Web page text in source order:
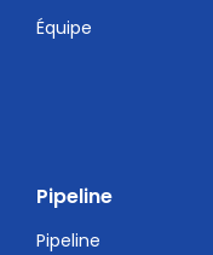
Équipe
Pipeline
Pipeline